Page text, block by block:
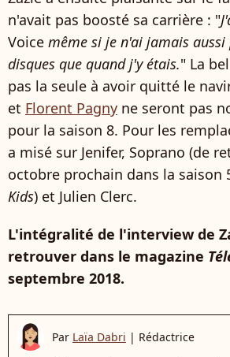
n'avait pas boosté sa carrière : "
Voice même si je n'ai jamais aussi
disques que quand j'y étais." La
pas la seule à avoir quitté le
et Florent Pagny ne seront pas
pour la saison 8. Pour les
a misé sur Jenifer, Soprano (de
octobre prochain dans la saison
Kids) et Julien Clerc.
L'intégralité de l'interview de
retrouver dans le magazine
septembre 2018.
Par Laïa Dabri | Rédactrice